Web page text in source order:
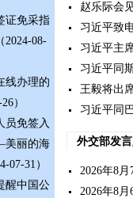
证免采指
（2024-08-
线办理的
）
员免签入
丽的海
07-31）
醒中国公
赵乐际会
习近平致
习近平主
习近平同
王毅将出
习近平同
外交部发
2026年8
2026年8